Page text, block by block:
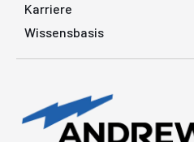
Karriere
Wissensbasis